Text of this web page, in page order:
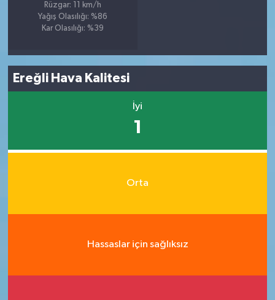
Rüzgar: 11 km/h
Yağış Olasılığı: %86
Kar Olasılığı: %39
Ereğli Hava Kalitesi
İyi
1
Orta
Hassaslar için sağlıksız